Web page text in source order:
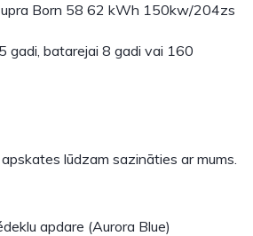
Born 58 62 kWh 150kw/204zs
gadi, batarejai 8 gadi vai 160
lūdzam sazināties ar mums.
apdare (Aurora Blue)